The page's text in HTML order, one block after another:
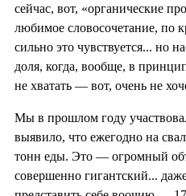
сейчас, вот, «органические
любимое словосочетание, по
сильно это чувствуется... но
доля, когда, вообще, в
не хватать — вот, очень не
Мы в прошлом году
выявило, что ежегодно на
тонн еды. Это — огромный
совершенно гигантский...